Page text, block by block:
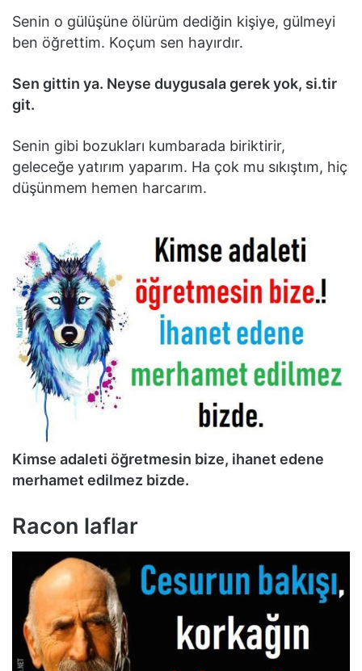
Senin o gülüşüne ölürüm dediğin kişiye, gülmeyi
ben öğrettim. Koçum sen hayırdır.
Sen gittin ya. Neyse duygusala gerek yok, si.tir
git.
Senin gibi bozukları kumbarada biriktirir,
geleceğe yatırım yaparım. Ha çok mu sıkıştım, hiç
düşünmem hemen harcarım.
Kimse adaleti öğretmesin bize, ihanet edene
merhamet edilmez bizde.
Racon laflar